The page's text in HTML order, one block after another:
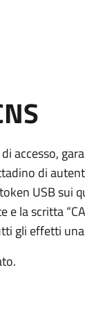
accesso,
di
USB sui
la scritta
gli effetti una